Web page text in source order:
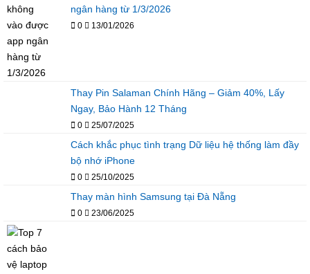
ngân hàng từ 1/3/2026
0 13/01/2026
Thay Pin Salaman Chính Hãng – Giảm 40%, Lấy
Ngay, Bảo Hành 12 Tháng
0 25/07/2025
Cách khắc phục tình trạng Dữ liệu hệ thống làm đầy
bộ nhớ iPhone
0 25/10/2025
Thay màn hình Samsung tại Đà Nẵng
0 23/06/2025